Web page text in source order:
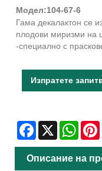
Модел:104-67-6
Гама декалактон се
плодови миризми на
-специално с
Изпратете
Facebook
X
Описание на